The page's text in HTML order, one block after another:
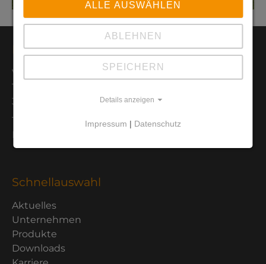
Kontaktdaten
Van der Heijden Labortechnik GmbH
Tramsmeiers Berg 2
32694 Dörentrup
Tel.: 05265 - 945 52-0
Schnellauswahl
Aktuelles
Unternehmen
Produkte
Downloads
ALLE AUSWÄHLEN
ABLEHNEN
SPEICHERN
Details anzeigen
Impressum | Datenschutz